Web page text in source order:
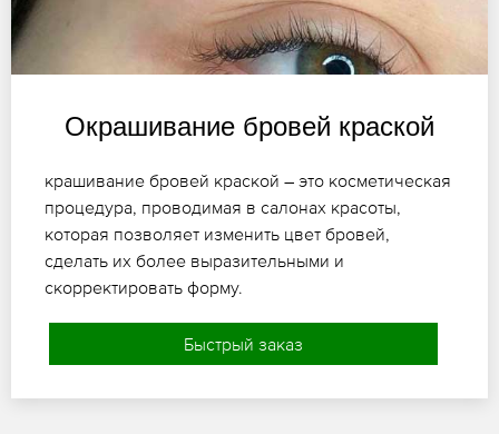
Окрашивание бровей краской
крашивание бровей краской – это косметическая
процедура, проводимая в салонах красоты,
которая позволяет изменить цвет бровей,
сделать их более выразительными и
скорректировать форму.
Быстрый заказ